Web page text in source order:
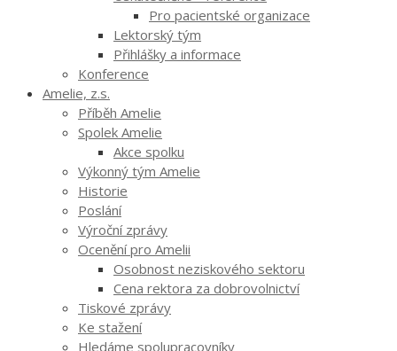
Pro pacientské organizace
Lektorský tým
Přihlášky a informace
Konference
Amelie, z.s.
Příběh Amelie
Spolek Amelie
Akce spolku
Výkonný tým Amelie
Historie
Poslání
Výroční zprávy
Ocenění pro Amelii
Osobnost neziskového sektoru
Cena rektora za dobrovolnictví
Tiskové zprávy
Ke stažení
Hledáme spolupracovníky